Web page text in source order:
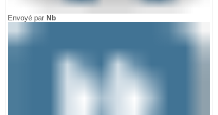
Envoyé par Nb